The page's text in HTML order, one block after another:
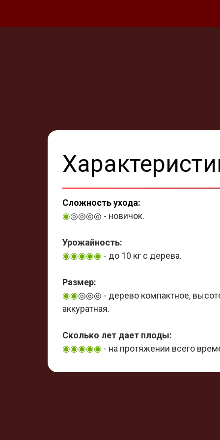
Сложность ухода:
◉◎◎◎◎ - новичок.
Урожайность:
◉◉◉◉◉ - до 10 кг с дерева.
Размер:
◉◉◎◎◎ - дерево компактное,
аккуратная.
Сколько лет дает плоды:
◉◉◉◉◉ - на протяжении всего